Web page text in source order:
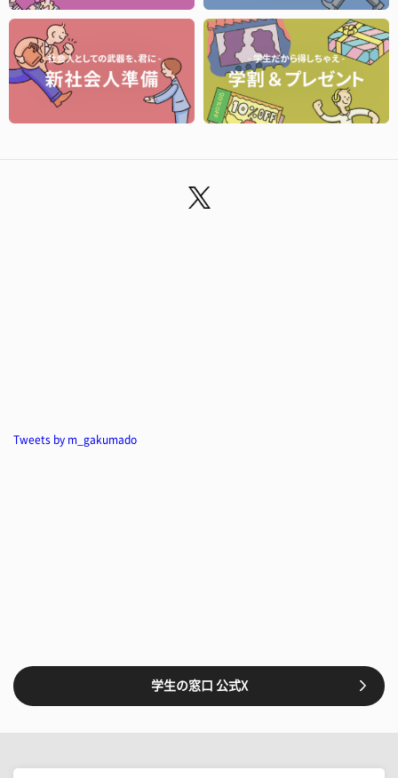
Tweets by m_gakumado
学生の窓口 公式X